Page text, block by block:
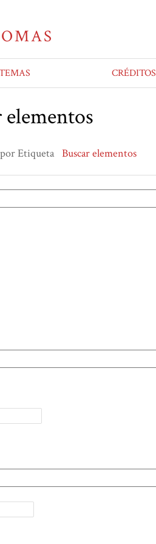
CRÉDITOS
elementos
Etiqueta Buscar elementos